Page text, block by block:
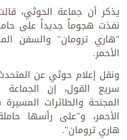
يذكر أن جماعة الحوثي،
نفذت هجوماً جديداً على
"هاري ترومان" والسفن
الأحمر.
ونقل إعلام حوثي عن
سريع القول، إن الجماعة
المجنحة والطائرات
الأحمر، و"على رأسها
هاري ترومان".